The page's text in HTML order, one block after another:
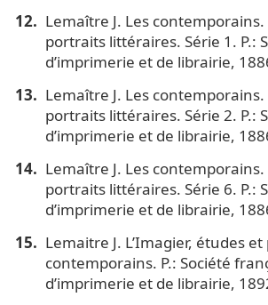
Lemaître J. Les
portraits littéraires. Série 1. P.:
d’imprimerie et de librairie,
Lemaître J. Les
portraits littéraires. Série 2. P.:
d’imprimerie et de librairie,
Lemaître J. Les
portraits littéraires. Série 6. P.:
d’imprimerie et de librairie,
Lemaitre J. L’Imagier, études
contemporains. P.: Société
d’imprimerie et de librairie,